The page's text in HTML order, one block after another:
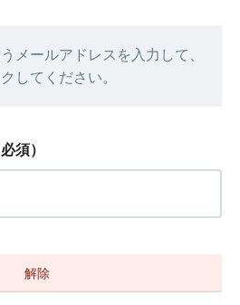
メールアドレスを入力して、
してください。
必須）